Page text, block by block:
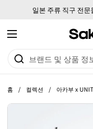
일본 주류 직구 전
메뉴 열기
홈 / 컬렉션 / 아카부 x